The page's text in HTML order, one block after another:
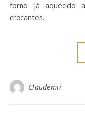
forno já aquecido
crocantes.
Claudemir